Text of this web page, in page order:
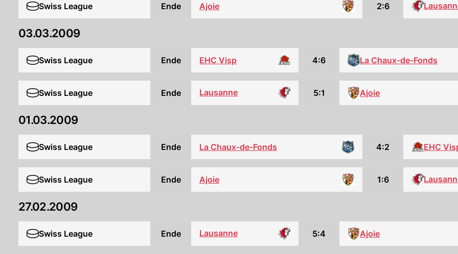
Swiss League Ende Ajoie 2:6
03.03.2009
Swiss League Ende EHC Visp 4:6 La Chaux-de-Fonds
Swiss League Ende Lausanne 5:1 Ajoie
01.03.2009
Swiss League Ende La Chaux-de-Fonds 4:2 EHC
Swiss League Ende Ajoie 1:6
27.02.2009
Swiss League Ende Lausanne 5:4 Ajoie